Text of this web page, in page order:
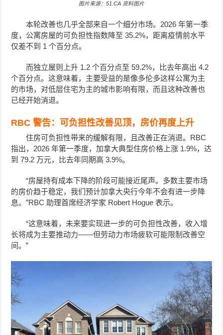
图片来源：51.CA 资料图片
本轮改善也几乎全部来自一个细分市场。2026 年第一季
度，公寓房屋的可负担性指数降至 35.2%，距离疫情前水平
仅差不到 1 个百分点。
而独立屋则上升 1.2 个百分点至 59.2%，比去年高出 4.2
个百分点。这意味着，主要受益的是像多伦多这样公寓为主
的市场，对低层住宅为主的城市影响有限，而且这种改善也
已经开始消退。
RBC 警告：可负担性改善见顶，房价再度上升
住房可负担性带来的缓解有限，且改善正在消退。RBC
指出，2026 年第一季度，加拿大典型住房价格上涨 1.9%，达
到 79.2 万元，比去年同期高 3.9%。
“房屋持有成本下降的阶段可能接近尾声。多数主要市场
的房价趋于稳定，我们预计加拿大央行今年不会有进一步降
息。”RBC 助理首席经济学家 Robert Hogue 表示。
“这意味着，未来要实现进一步的可负担性改善，收入增
长将成为主要推动力——但劳动力市场疲软可能限制改善空
间。”